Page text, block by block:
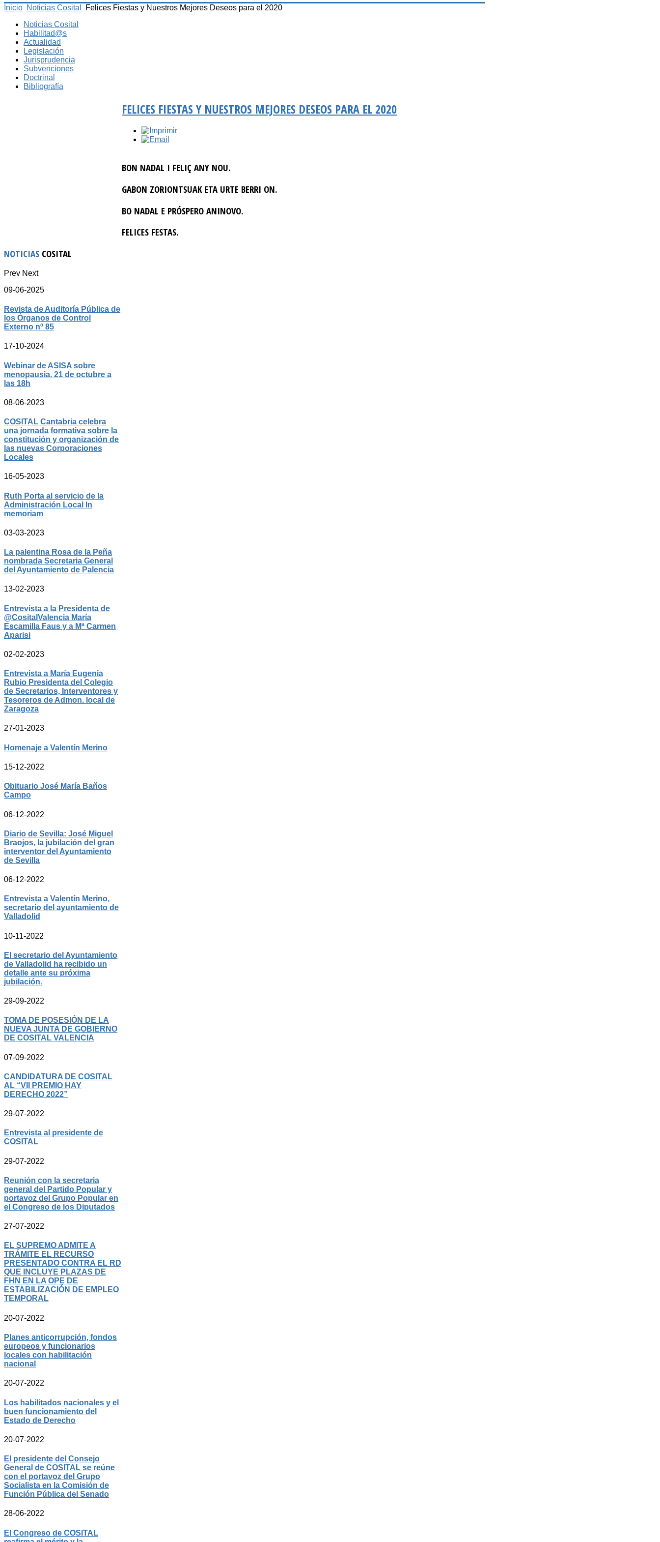
Inicio Noticias Cosital
Felices Fiestas y Nuestros Mejores Deseos para el 2020
Noticias Cosital
Habilitad@s
Actualidad
Legislación
Jurisprudencia
Subvenciones
Doctrinal
Bibliografía
FELICES FIESTAS Y NUESTROS MEJORES DESEOS PARA EL 2020
BON NADAL I FELIÇ ANY NOU.
GABON ZORIONTSUAK ETA URTE BERRI ON.
BO NADAL E PRÓSPERO ANINOVO.
FELICES FESTAS.
NOTICIAS COSITAL
Prev Next
09-06-2025
Revista de Auditoría Pública de
los Órganos de Control
Externo nº 85
17-10-2024
Webinar de ASISA sobre
menopausia. 21 de octubre a
las 18h
08-06-2023
COSITAL Cantabria celebra
una jornada formativa sobre la
constitución y organización de
las nuevas Corporaciones
Locales
16-05-2023
Ruth Porta al servicio de la
Administración Local In
memoriam
03-03-2023
La palentina Rosa de la Peña
nombrada Secretaria General
del Ayuntamiento de Palencia
13-02-2023
Entrevista a la Presidenta de
@CositalValencia María
Escamilla Faus y a Mª Carmen
Aparisi
02-02-2023
Entrevista a María Eugenia
Rubio Presidenta del Colegio
de Secretarios, Interventores y
Tesoreros de Admon. local de
Zaragoza
27-01-2023
Homenaje a Valentín Merino
15-12-2022
Obituario José María Baños
Campo
06-12-2022
Diario de Sevilla: José Miguel
Braojos, la jubilación del gran
interventor del Ayuntamiento
de Sevilla
06-12-2022
Entrevista a Valentín Merino,
secretario del ayuntamiento de
Valladolid
10-11-2022
El secretario del Ayuntamiento
de Valladolid ha recibido un
detalle ante su próxima
jubilación.
29-09-2022
TOMA DE POSESIÓN DE LA
NUEVA JUNTA DE GOBIERNO
DE COSITAL VALENCIA
07-09-2022
CANDIDATURA DE COSITAL
AL “VII PREMIO HAY
DERECHO 2022”
29-07-2022
Entrevista al presidente de
COSITAL
29-07-2022
Reunión con la secretaria
general del Partido Popular y
portavoz del Grupo Popular en
el Congreso de los Diputados
27-07-2022
EL SUPREMO ADMITE A
TRÁMITE EL RECURSO
PRESENTADO CONTRA EL RD
QUE INCLUYE PLAZAS DE
FHN EN LA OPE DE
ESTABILIZACIÓN DE EMPLEO
TEMPORAL
20-07-2022
Planes anticorrupción, fondos
europeos y funcionarios
locales con habilitación
nacional
20-07-2022
Los habilitados nacionales y el
buen funcionamiento del
Estado de Derecho
20-07-2022
El presidente del Consejo
General de COSITAL se reúne
con el portavoz del Grupo
Socialista en la Comisión de
Función Pública del Senado
28-06-2022
El Congreso de COSITAL